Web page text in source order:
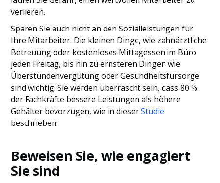
verlieren.
Sparen Sie auch nicht an den Sozialleistungen für
Ihre Mitarbeiter. Die kleinen Dinge, wie zahnärztliche
Betreuung oder kostenloses Mittagessen im Büro
jeden Freitag, bis hin zu ernsteren Dingen wie
Überstundenvergütung oder Gesundheitsfürsorge
sind wichtig. Sie werden überrascht sein, dass 80 %
der Fachkräfte bessere Leistungen als höhere
Gehälter bevorzugen, wie in dieserStudie
beschrieben.
Beweisen Sie, wie engagiert
Sie sind